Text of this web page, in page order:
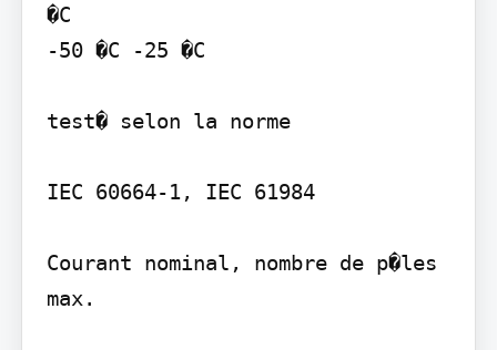
�C
-50 �C -25 �C
test� selon la norme
IEC 60664-1, IEC 61984
Courant nominal, nombre de p�les
max.